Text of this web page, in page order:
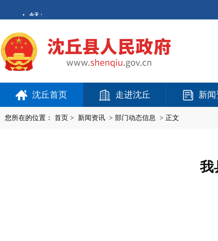
沈丘首页 走进沈丘 新
您所在的位置： 首页 > 新闻资讯 > 部门动态信息 > 正文
我